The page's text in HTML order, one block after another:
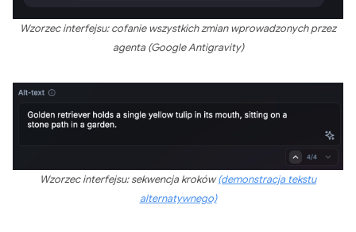
Wzorzec interfejsu: cofanie wszystkich zmian wprowadzonych przez
agenta (Google Antigravity)
Wzorzec interfejsu: sekwencja kroków(demonstracja tekstu
alternatywnego)